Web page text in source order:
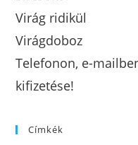
Virág ridikül
Virágdoboz
Telefonon, e-
kifizetése!
Címkék